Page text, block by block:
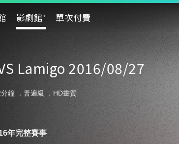
影劇館⁺ 單次付費
Lamigo 2016/08/27
鐘 ． 普遍級 ．HD畫質
年完整賽事